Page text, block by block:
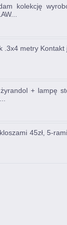
kolekcję
.3x4 metry Kontakt
+ lampę
45zł, 5-